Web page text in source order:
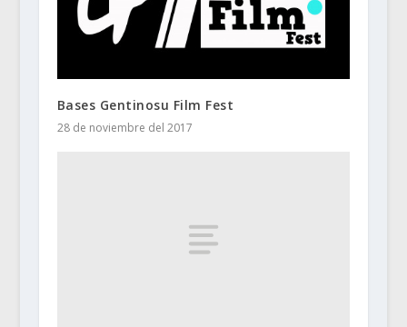
Bases Gentinosu Film Fest
28 de noviembre del 2017